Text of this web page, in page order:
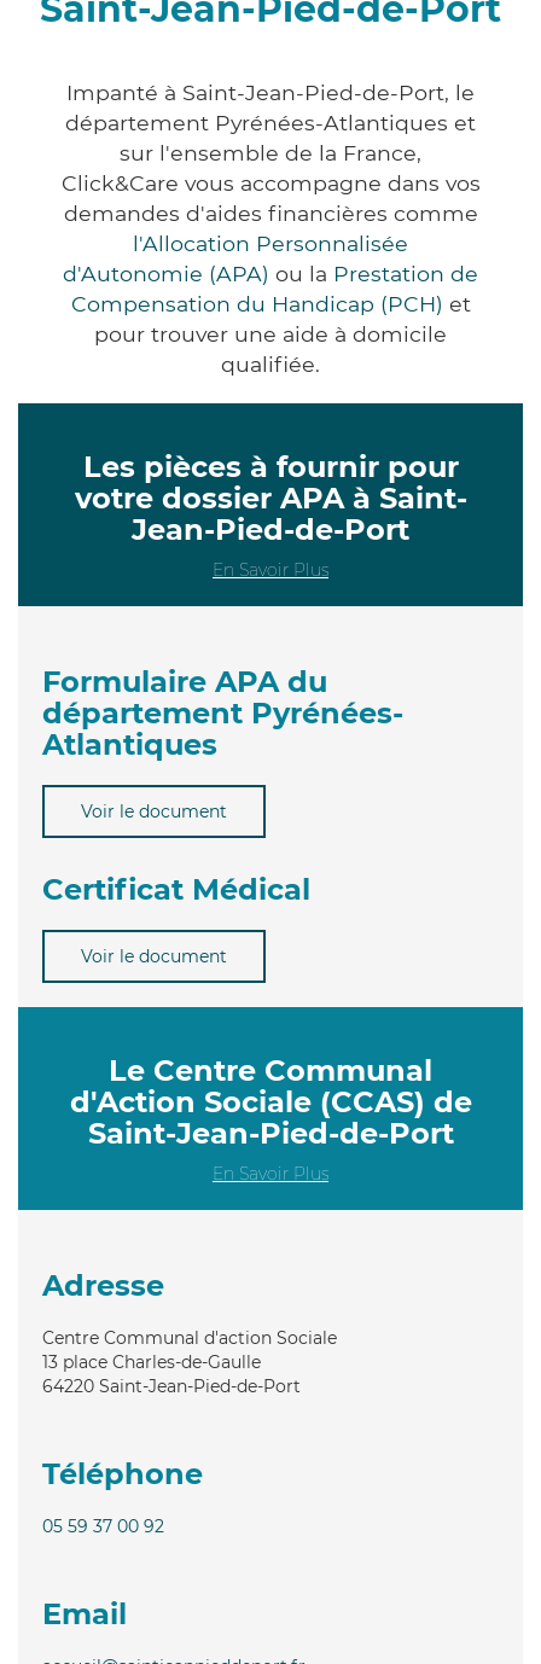
Saint-Jean-Pied-de-Port
Impanté à Saint-Jean-Pied-de-Port, le
département Pyrénées-Atlantiques et
sur l'ensemble de la France,
Click&Care vous accompagne dans vos
demandes d'aides financières comme
l'Allocation Personnalisée
d'Autonomie (APA) ou la Prestation de
Compensation du Handicap (PCH) et
pour trouver une aide à domicile
qualifiée.
Les pièces à fournir pour
votre dossier APA à Saint-
Jean-Pied-de-Port
En Savoir Plus
Formulaire APA du
département Pyrénées-
Atlantiques
Voir le document
Certificat Médical
Voir le document
Le Centre Communal
d'Action Sociale (CCAS) de
Saint-Jean-Pied-de-Port
En Savoir Plus
Adresse
Centre Communal d'action Sociale
13 place Charles-de-Gaulle
64220 Saint-Jean-Pied-de-Port
Téléphone
05 59 37 00 92
Email